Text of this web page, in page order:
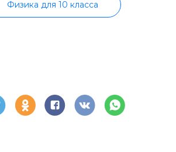
Физика для 10 класса
Биология для 11 класса